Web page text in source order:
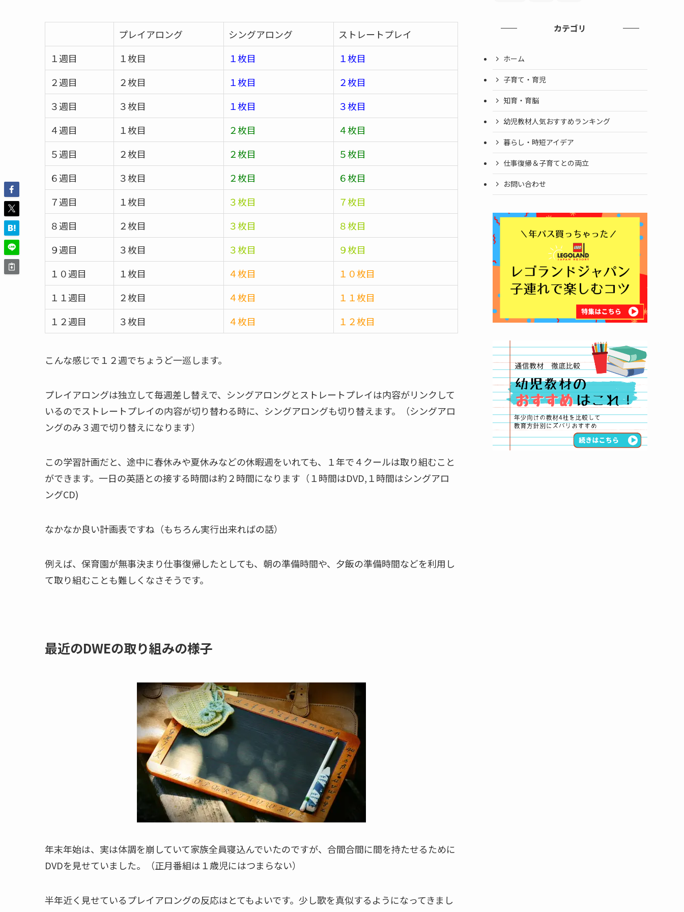
プレイアロング シングアロング
ストレートプレイ
１週目
１枚目 １枚目
１枚目
２週目
２枚目 １枚目
２枚目
３週目
３枚目 １枚目
３枚目
４週目
１枚目 ２枚目
４枚目
５週目
２枚目 ２枚目
５枚目
６週目
３枚目 ２枚目
６枚目
７週目
１枚目 ３枚目
７枚目
８週目
２枚目 ３枚目
８枚目
９週目
３枚目 ３枚目
９枚目
１０週目
１枚目 ４枚目
１０枚目
１１週目
２枚目 ４枚目
１１枚目
１２週目
３枚目 ４枚目 １２枚目
こんな感じで１２週でちょうど一巡します。
プレイアロングは独立して毎週差し替えで、シングアロングとストレートプレイは内容がリンクして
いるのでストレートプレイの内容が切り替わる時に、シングアロングも切り替えます。（シングアロ
ングのみ３週で切り替えになります）
この学習計画だと、途中に春休みや夏休みなどの休暇週をいれても、１年で４クールは取り組むこと
ができます。一日の英語との接する時間は約２時間になります（１時間はDVD,１時間はシングアロ
ングCD)
なかなか良い計画表ですね（もちろん実行出来ればの話）
例えば、保育園が無事決まり仕事復帰したとしても、朝の準備時間や、夕飯の準備時間などを利用し
て取り組むことも難しくなさそうです。
最近のDWEの取り組みの様子
年末年始は、実は体調を崩していて家族全員寝込んでいたのですが、合間合間に間を持たせるために
DVDを見せていました。（正月番組は１歳児にはつまらない）
半年近く見せているプレイアロングの反応はとてもよいです。少し歌を真似するようになってきまし
カテゴリ
ホーム
子育て・育児
知育・育脳
幼児教材人気おすすめランキング
暮らし・時短アイデア
仕事復帰＆子育てとの両立
お問い合わせ